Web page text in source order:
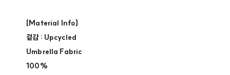
[Material Info]
겉감 : Upcycled
Umbrella Fabric
100%